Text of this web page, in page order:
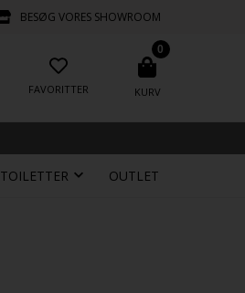
BESØG VORES SHOWROOM
FAVORITTER
0
KURV
TOILETTER OUTLET